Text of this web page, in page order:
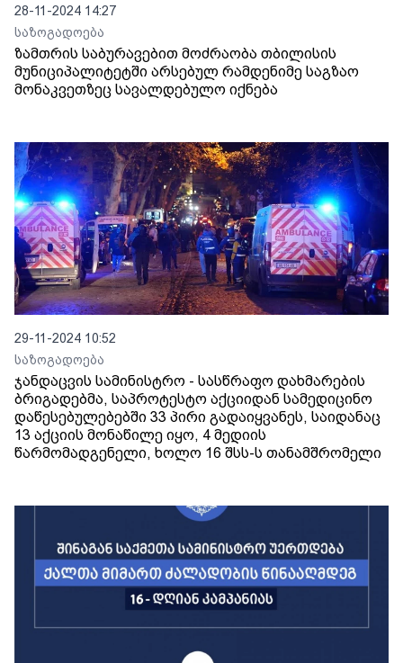
28-11-2024 14:27
საზოგადოება
ზამთრის საბურავებით მოძრაობა თბილისის
მუნიციპალიტეტში არსებულ რამდენიმე საგზაო
მონაკვეთზეც სავალდებულო იქნება
29-11-2024 10:52
საზოგადოება
ჯანდაცვის სამინისტრო - სასწრაფო დახმარების
ბრიგადებმა, საპროტესტო აქციიდან სამედიცინო
დაწესებულებებში 33 პირი გადაიყვანეს, საიდანაც
13 აქციის მონაწილე იყო, 4 მედიის
წარმომადგენელი, ხოლო 16 შსს-ს თანამშრომელი